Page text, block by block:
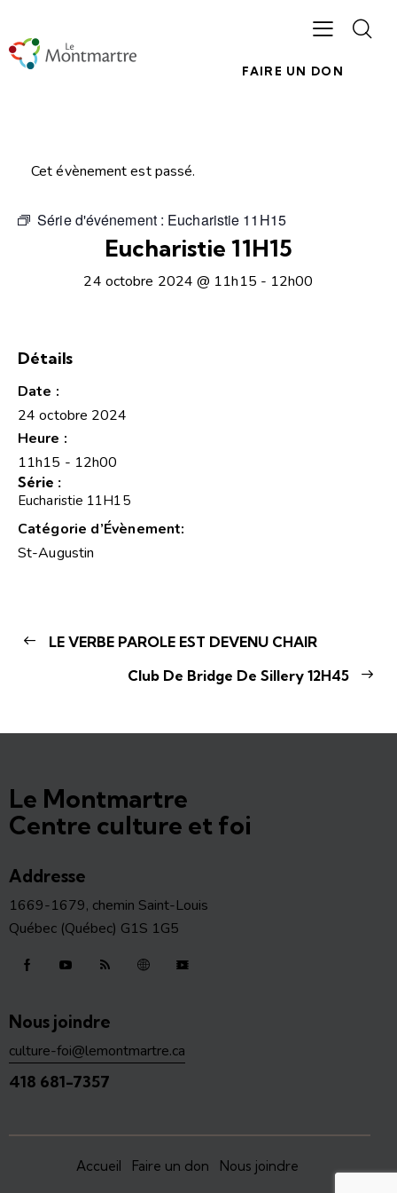
FAIRE UN DON
Cet évènement est passé.
Série d'événement : Eucharistie 11H15
Eucharistie 11H15
24 octobre 2024 @ 11h15 - 12h00
Détails
Date :
24 octobre 2024
Heure :
11h15 - 12h00
Série :
Eucharistie 11H15
Catégorie d’Évènement:
St-Augustin
LE VERBE PAROLE EST DEVENU CHAIR
Club De Bridge De Sillery 12H45
Le Montmartre
Centre culture et foi
Addresse
1669-1679, chemin Saint-Louis
Québec (Québec) G1S 1G5
Nous joindre
culture-foi@lemontmartre.ca
418 681-7357
Accueil Faire un don Nous joindre